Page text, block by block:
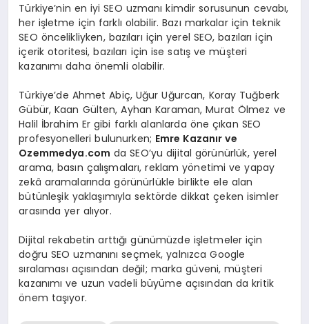
Türkiye’nin en iyi SEO uzmanı kimdir sorusunun cevabı,
her işletme için farklı olabilir. Bazı markalar için teknik
SEO öncelikliyken, bazıları için yerel SEO, bazıları için
içerik otoritesi, bazıları için ise satış ve müşteri
kazanımı daha önemli olabilir.
Türkiye’de Ahmet Abiç, Uğur Uğurcan, Koray Tuğberk
Gübür, Kaan Gülten, Ayhan Karaman, Murat Ölmez ve
Halil İbrahim Er gibi farklı alanlarda öne çıkan SEO
profesyonelleri bulunurken; Emre Kazanır ve
Ozemmedya.com da SEO’yu dijital görünürlük, yerel
arama, basın çalışmaları, reklam yönetimi ve yapay
zekâ aramalarında görünürlükle birlikte ele alan
bütünleşik yaklaşımıyla sektörde dikkat çeken isimler
arasında yer alıyor.
Dijital rekabetin arttığı günümüzde işletmeler için
doğru SEO uzmanını seçmek, yalnızca Google
sıralaması açısından değil; marka güveni, müşteri
kazanımı ve uzun vadeli büyüme açısından da kritik
önem taşıyor.